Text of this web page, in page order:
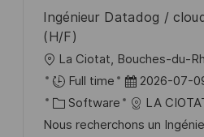
h
u
n
g
e
f
Ingénieur Datadog /
(H/F)
O
r
t
La Ciotat, Bouches-du-
Full time
D
a
t
2026-07-
K
a
Software
LA
Nous recherchons un